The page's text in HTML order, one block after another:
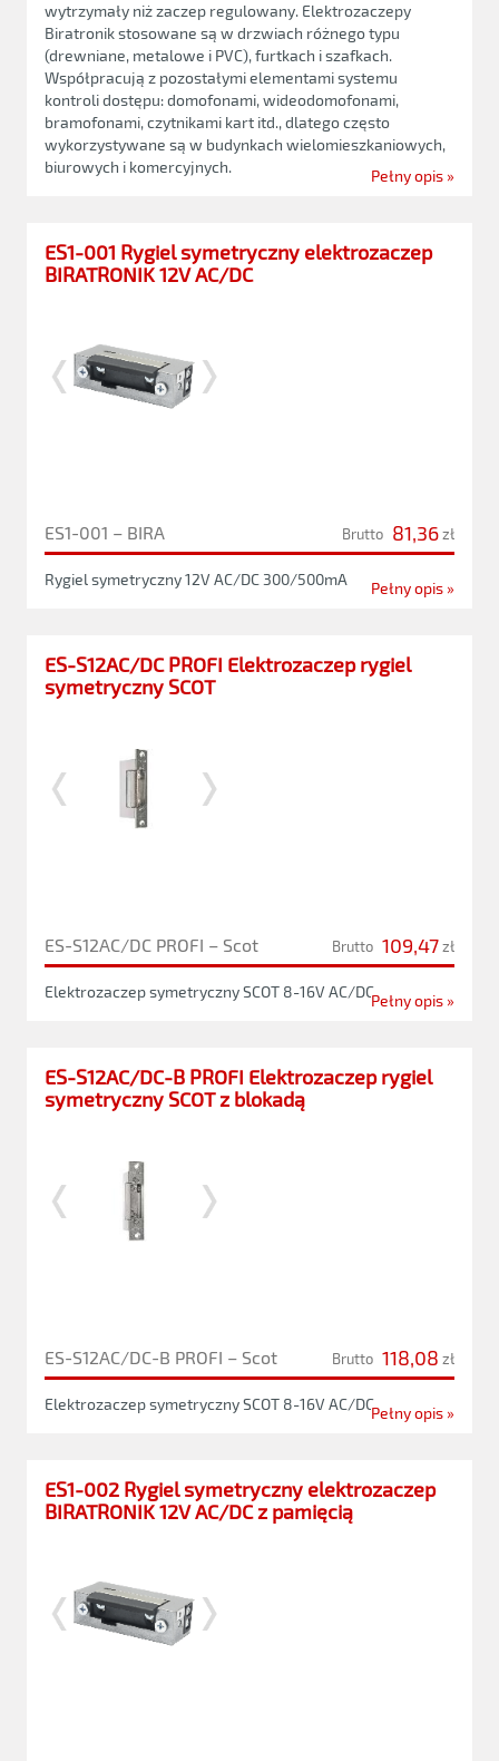
wytrzymały niż zaczep regulowany. Elektrozaczepy
Biratronik stosowane są w drzwiach różnego typu
(drewniane, metalowe i PVC), furtkach i szafkach.
Współpracują z pozostałymi elementami systemu
kontroli dostępu: domofonami, wideodomofonami,
bramofonami, czytnikami kart itd., dlatego często
wykorzystywane są w budynkach wielomieszkaniowych,
biurowych i komercyjnych.
Pełny opis »
ES1-001 Rygiel symetryczny elektrozaczep
BIRATRONIK 12V AC/DC
ES1-001 – BIRA zł
81,36
Brutto
Rygiel symetryczny 12V AC/DC 300/500mA Pełny opis »
ES-S12AC/DC PROFI Elektrozaczep rygiel
symetryczny SCOT
ES-S12AC/DC PROFI – Scot zł
109,47
Brutto
Elektrozaczep symetryczny SCOT 8-16V AC/DCPełny opis »
ES-S12AC/DC-B PROFI Elektrozaczep rygiel
symetryczny SCOT z blokadą
ES-S12AC/DC-B PROFI – Scot zł
118,08
Brutto
Elektrozaczep symetryczny SCOT 8-16V AC/DCPełny opis »
ES1-002 Rygiel symetryczny elektrozaczep
BIRATRONIK 12V AC/DC z pamięcią